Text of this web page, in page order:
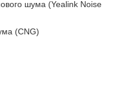
шума (Yealink Noise
(CNG)